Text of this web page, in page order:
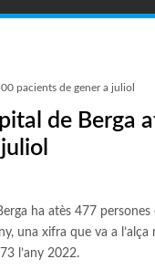
pacients de gener a juliol
de Berga
ha atès 477 persones
una xifra que va a l’alça
l’any 2022.